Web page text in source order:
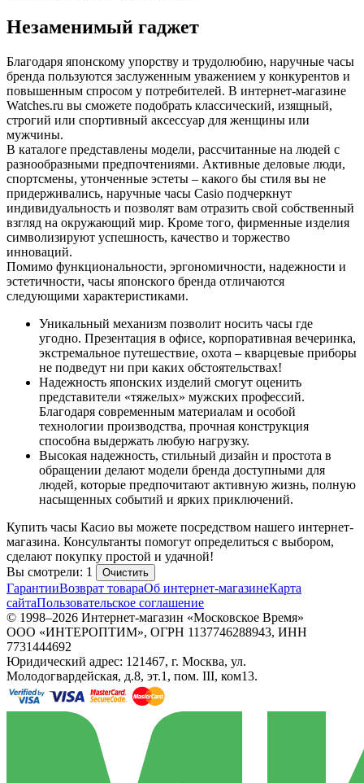
Незаменимый гаджет
Благодаря японскому упорству и трудолюбию, наручные часы
бренда пользуются заслуженным уважением у конкурентов и
повышенным спросом у потребителей. В интернет-магазине
Watches.ru вы сможете подобрать классический, изящный,
строгий или спортивный аксессуар для женщины или
мужчины.
В каталоге представлены модели, рассчитанные на людей с
разнообразными предпочтениями. Активные деловые люди,
спортсмены, утонченные эстеты – какого бы стиля вы не
придерживались, наручные часы Casio подчеркнут
индивидуальность и позволят вам отразить свой собственный
взгляд на окружающий мир. Кроме того, фирменные изделия
символизируют успешность, качество и торжество
инноваций.
Помимо функциональности, эргономичности, надежности и
эстетичности, часы японского бренда отличаются
следующими характеристиками.
Уникальный механизм позволит носить часы где
угодно. Презентация в офисе, корпоративная вечеринка,
экстремальное путешествие, охота – кварцевые приборы
не подведут ни при каких обстоятельствах!
Надежность японских изделий смогут оценить
представители «тяжелых» мужских профессий.
Благодаря современным материалам и особой
технологии производства, прочная конструкция
способна выдержать любую нагрузку.
Высокая надежность, стильный дизайн и простота в
обращении делают модели бренда доступными для
людей, которые предпочитают активную жизнь, полную
насыщенных событий и ярких приключений.
Купить часы Касио вы можете посредством нашего интернет-
магазина. Консультанты помогут определиться с выбором,
сделают покупку простой и удачной!
Вы смотрели: 1
Очистить
ГарантииВозврат товараОб интернет-магазинеКарта
сайтаПользовательское соглашение
© 1998–2026 Интернет-магазин «Московское Время»
ООО «ИНТЕРОПТИМ», ОГРН 1137746288943, ИНН
7731444692
Юридический адрес: 121467, г. Москва, ул.
Молодогвардейская, д.8, эт.1, пом. III, ком13.